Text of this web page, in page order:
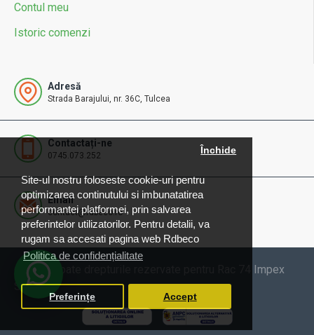
Site-ul nostru foloseste cookie-uri pentru
optimizarea continutului si imbunatatirea
performantei platformei, prin salvarea
preferintelor utilizatorilor. Pentru detalii, va
rugam sa accesati pagina web Rdbeco
Politica de confidențialitate
Închide
Preferințe Accept
Contul meu
Istoric comenzi
Adresă
Strada Barajului, nr. 36C, Tulcea
Contactați-ne
0745.073.252
Email
contact@rdbeco.ro
© 2025 Toate drepturile rezervate pentru Rac 74 Impex
SRL